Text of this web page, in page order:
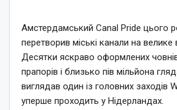
Амстердамський Canal Pride цього
перетворив міські канали на
Десятки яскраво оформлених
прапорів і близько пів мільйона
виглядав один із головних заходів
уперше проходить у Нідерландах.